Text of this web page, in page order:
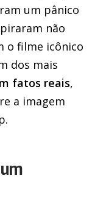
um pânico
não
o filme icônico
dos mais
fatos reais,
a imagem